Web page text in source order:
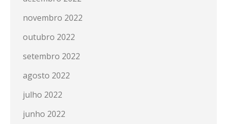
novembro 2022
outubro 2022
setembro 2022
agosto 2022
julho 2022
junho 2022